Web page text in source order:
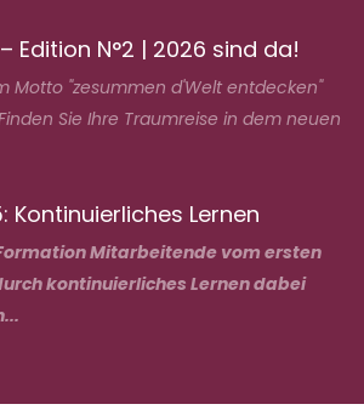
Edition N°2 | 2026 sind da!
Motto "zesummen d'Welt entdecken"
Sie Ihre Traumreise in dem neuen
Kontinuierliches Lernen
Mitarbeitende vom ersten
kontinuierliches Lernen dabei